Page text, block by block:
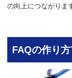
の向上につながりま
FAQの作り